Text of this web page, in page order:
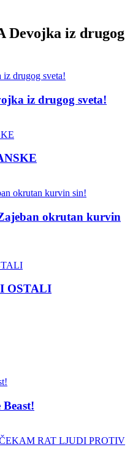
Devojka iz drugog
iz drugog sveta!
okrutan kurvin
OSTALI